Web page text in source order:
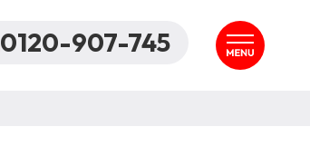
0120-907-745